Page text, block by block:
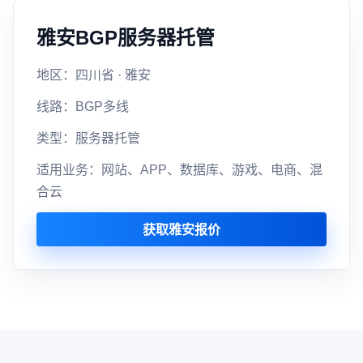
雅安BGP服务器托管
地区：四川省 · 雅安
线路：BGP多线
类型：服务器托管
适用业务：网站、APP、数据库、游戏、电商、混
合云
获取雅安报价